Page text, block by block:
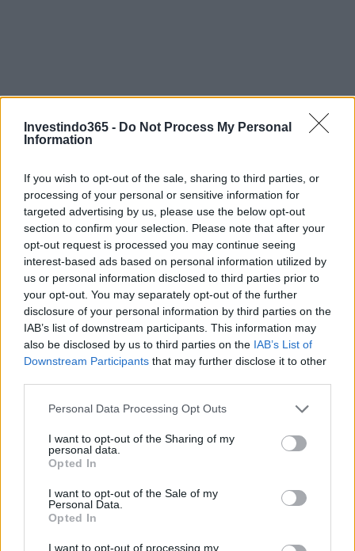
Investindo365 - Do Not Process My Personal
Information
If you wish to opt-out of the sale, sharing to third parties, or
processing of your personal or sensitive information for
targeted advertising by us, please use the below opt-out
section to confirm your selection. Please note that after your
opt-out request is processed you may continue seeing
interest-based ads based on personal information utilized by
us or personal information disclosed to third parties prior to
your opt-out. You may separately opt-out of the further
disclosure of your personal information by third parties on the
IAB’s list of downstream participants. This information may
also be disclosed by us to third parties on the IAB’s List of
Downstream Participants that may further disclose it to other
Please note that this website/app uses one or more Google
not limited to your visit or usage behaviour. You may click to
grant or deny consent to Google and its third-party tags to
use your data for below specified purposes in below Google
consent section.
Personal Data Processing Opt Outs
I want to opt-out of the Sharing of my
personal data.
Opted In
I want to opt-out of the Sale of my
Personal Data.
Opted In
I want to opt-out of processing my
Continue lendo
INVESTIMENTOS
Estratégias para definir objetivos e balancear investimentos em
renda fixa